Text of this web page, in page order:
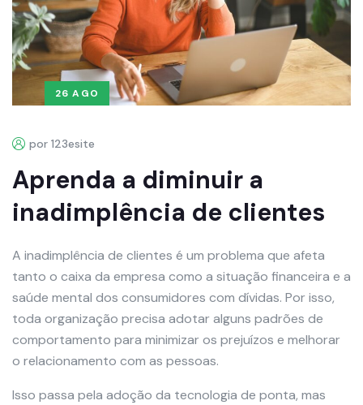
26 AGO
por 123esite
Aprenda a diminuir a
inadimplência de clientes
A inadimplência de clientes é um problema que afeta
tanto o caixa da empresa como a situação financeira e a
saúde mental dos consumidores com dívidas. Por isso,
toda organização precisa adotar alguns padrões de
comportamento para minimizar os prejuízos e melhorar
o relacionamento com as pessoas.
Isso passa pela adoção da tecnologia de ponta, mas